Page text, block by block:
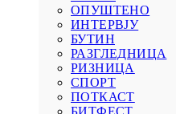
ОПУШТЕНО
ИНТЕРВЈУ
БУТИН
РАЗГЛЕДНИЦА
РИЗНИЦА
СПОРТ
ПОТКАСТ
БИТФЕСТ